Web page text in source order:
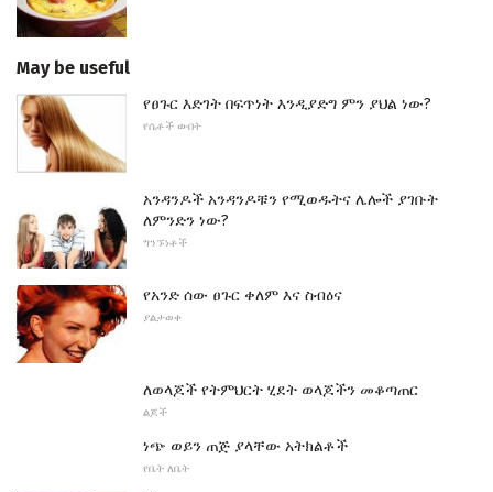
May be useful
የፀጉር እድገት በፍጥነት እንዲያድግ ምን ያህል ነው?
የሴቶች ውበት
አንዳንዶች አንዳንዶቹን የሚወዱትና ሌሎች ያገቡት
ለምንድን ነው?
ግንኙነቶች
የአንድ ሰው ፀጉር ቀለም እና ስብዕና
ያልታወቀ
ለወላጆች የትምህርት ሂደት ወላጆችን መቆጣጠር
ልጆች
ነጭ ወይን ጠጅ ያላቸው አትክልቶች
የቤት ለቤት